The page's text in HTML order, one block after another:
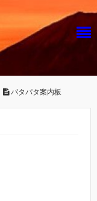
パタパタ案内板